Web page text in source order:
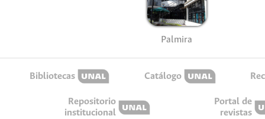
Palmira
Bibliotecas Catálogo
Repositorio
institucional
Portal de
revistas